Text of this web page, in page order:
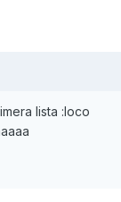
lista :loco